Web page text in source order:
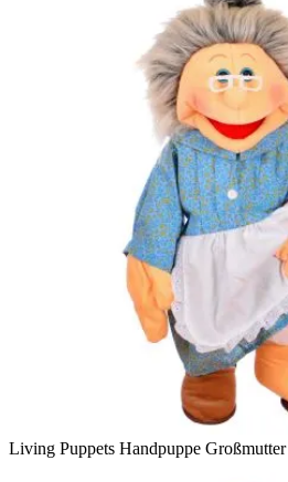
Living Puppets Handpuppe Großmutter